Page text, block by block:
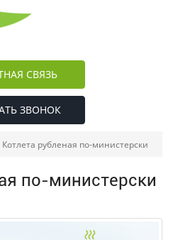
СВЯЗЬ
ЗВОНОК
Котлета рубленая по-министерски
по-министерски